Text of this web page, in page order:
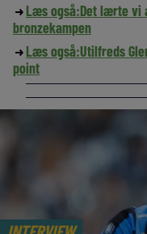
Læs også:Det lærte vi
bronzekampen
Læs også:Utilfreds
point